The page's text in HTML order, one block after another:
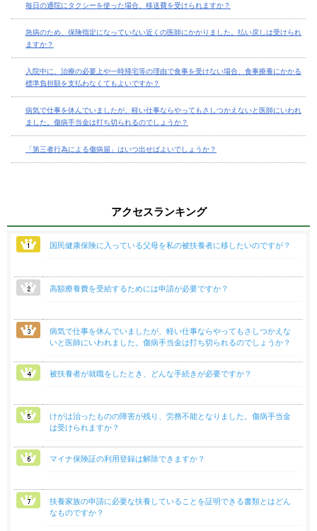
毎日の通院にタクシーを使った場合、移送費を受けられますか？
急病のため、保険指定になっていない近くの医師にかかりました。払い戻しは受けられ
ますか？
入院中に、治療の必要上や一時帰宅等の理由で食事を受けない場合、食事療養にかかる
標準負担額を支払わなくてもよいですか？
病気で仕事を休んでいましたが、軽い仕事ならやってもさしつかえないと医師にいわれ
ました。傷病手当金は打ち切られるのでしょうか？
「第三者行為による傷病届」はいつ出せばよいでしょうか？
アクセスランキング
国民健康保険に入っている父母を私の被扶養者に移したいのですが？
高額療養費を受給するためには申請が必要ですか？
病気で仕事を休んでいましたが、軽い仕事ならやってもさしつかえな
いと医師にいわれました。傷病手当金は打ち切られるのでしょうか？
被扶養者が就職をしたとき、どんな手続きが必要ですか？
けがは治ったものの障害が残り、労務不能となりました。傷病手当金
は受けられますか？
マイナ保険証の利用登録は解除できますか？
扶養家族の申請に必要な扶養していることを証明できる書類とはどん
なものですか？